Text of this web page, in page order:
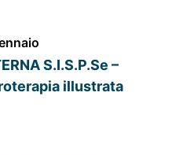
S.I.S.P.Se –
illustrata